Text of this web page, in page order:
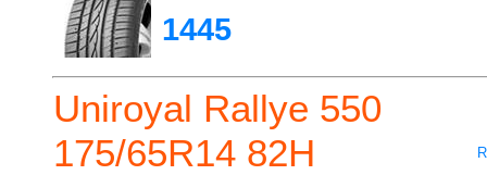
1445
Uniroyal Rallye 550
175/65R14 82H